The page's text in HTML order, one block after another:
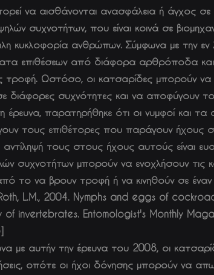
να αισθάνονται ανασφάλεια ή άγχος σε
συχνοτήτων, που είναι κοινά σε
κυκλοφορία ανθρώπων. Σύμφωνα με την εν
επιθέσεων από διάφορα αρθρόποδα
τροφή. Ωστόσο, οι κατσαρίδες μπορούν να
διάφορες συχνότητες και να αποφύγουν
έρευνα, παρατηρήθηκε ότι οι νυμφοί και
τους επιθέτορες που παράγουν ήχους
τους στους ήχους αυτούς είναι
συχνοτήτων μπορούν να ενοχλήσουν τις
το να βρουν τροφή ή να κινηθούν σε έναν
L.M., 2004. Nymphs and eggs of
invertebrates. Entomologist's Monthly
με αυτήν την έρευνα του 2008, οι
οπότε οι ήχοι δόνησης μπορούν να